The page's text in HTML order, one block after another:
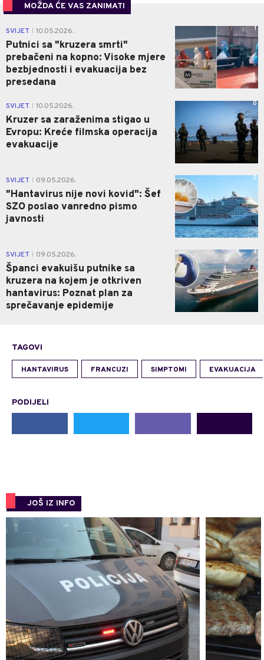
MOŽDA ĆE VAS ZANIMATI
SVIJET 10.05.2026.
Putnici sa "kruzera smrti"
prebačeni na kopno: Visoke mjere
bezbjednosti i evakuacija bez
presedana
1
SVIJET 10.05.2026.
Kruzer sa zaraženima stigao u
Evropu: Kreće filmska operacija
evakuacije
0
SVIJET 09.05.2026.
"Hantavirus nije novi kovid": Šef
SZO poslao vanredno pismo
javnosti
0
SVIJET 09.05.2026.
Španci evakuišu putnike sa
kruzera na kojem je otkriven
hantavirus: Poznat plan za
sprečavanje epidemije
1
TAGOVI
HANTAVIRUS FRANCUZI SIMPTOMI EVAKUACIJA
PODIJELI
JOŠ IZ INFO
0